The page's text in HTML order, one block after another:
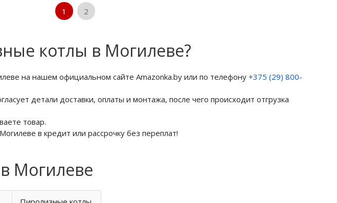
1 2
котлы в Могилеве?
на нашем официальном сайте Amazonka.by или по телефону +375 (29) 800-
детали доставки, оплаты и монтажа, после чего происходит отгрузка
товар.
в кредит или рассрочку без переплат!
Могилеве